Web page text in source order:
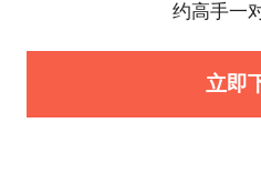
约高手一
立即